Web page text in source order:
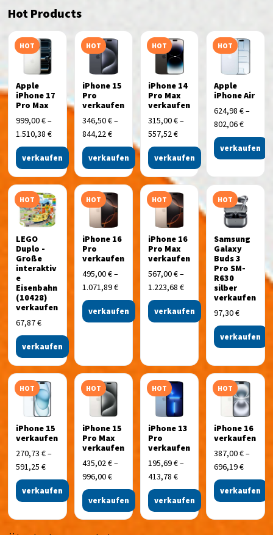
Hot Products
HOT
Apple
iPhone 17
Pro Max
999,00€–
1.510,38€
verkaufen
HOT
iPhone 15
Pro
verkaufen
346,50€–
844,22€
verkaufen
HOT
iPhone 14
Pro Max
verkaufen
315,00€–
557,52€
verkaufen
HOT
Apple
iPhone Air
624,98€–
802,06€
verkaufen
HOT
LEGO
Duplo -
Große
interaktiv
e
Eisenbahn
(10428)
verkaufen
67,87€
verkaufen
HOT
iPhone 16
Pro
verkaufen
495,00€–
1.071,89€
verkaufen
HOT
iPhone 16
Pro Max
verkaufen
567,00€–
1.223,68 €
verkaufen
HOT
Samsung
Galaxy
Buds 3
Pro SM-
R630
silber
verkaufen
97,30€
verkaufen
HOT
iPhone 15
verkaufen
270,73€–
591,25€
verkaufen
HOT
iPhone 15
Pro Max
verkaufen
435,02€–
996,00€
verkaufen
HOT
iPhone 13
Pro
verkaufen
195,69€–
413,78 €
verkaufen
HOT
iPhone 16
verkaufen
387,00€–
696,19€
verkaufen